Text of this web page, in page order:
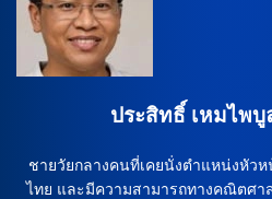
4 เกม ซึ่งอาจมีผลต่อการทำนายระห
ทั้ง 2 ทีม Liverpool มีความพร้อมที่ดี
ตัวอย่างดี […]
ประสิทธิ์ เหมไพบู
ชายวัยกลางคนที่เคยนั่งตำแหน่งหัว
ไทย และมีความสามารถทางคณิตศ